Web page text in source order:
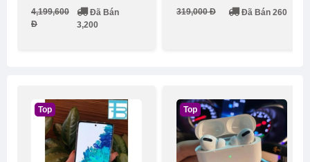
4,199,600
Đ
Đã Bán
3,200
319,000 Đ Đã Bán 260
Top Top